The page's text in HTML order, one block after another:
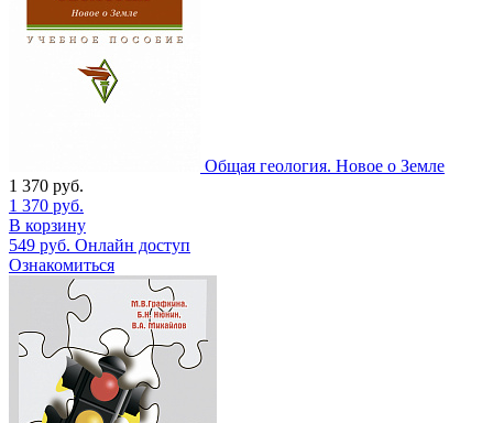
Общая геология. Новое о Земле
1 370 руб.
1 370 руб.
В корзину
549 руб. Онлайн доступ
Ознакомиться